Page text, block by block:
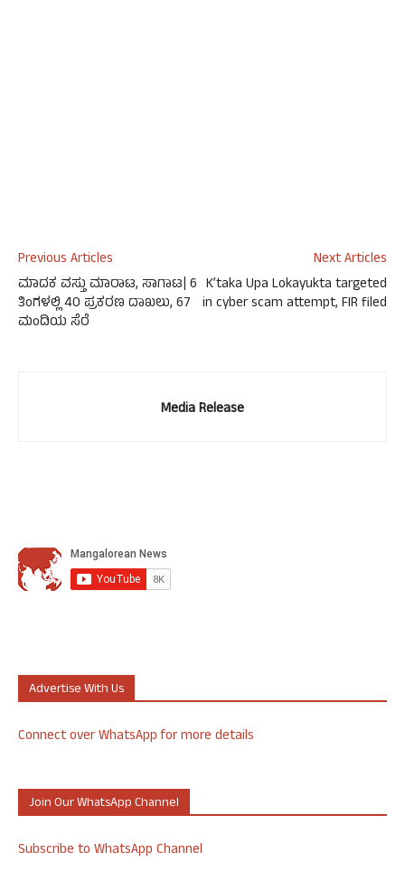
Previous Articles
ಮಾದಕ ವಸ್ತು ಮಾರಾಟ, ಸಾಗಾಟ| 6
ತಿಂಗಳಲ್ಲಿ 40 ಪ್ರಕರಣ ದಾಖಲು, 67
ಮಂದಿಯ ಸೆರೆ
Next Articles
K’taka Upa Lokayukta targeted
in cyber scam attempt, FIR filed
Media Release
Advertise With Us
Connect over WhatsApp for more details
Join Our WhatsApp Channel
Subscribe to WhatsApp Channel